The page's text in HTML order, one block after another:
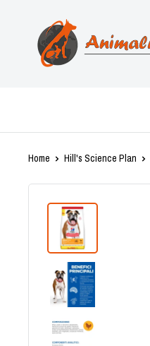
contenuto
Animalmania
Store
Home Hill's Science Plan